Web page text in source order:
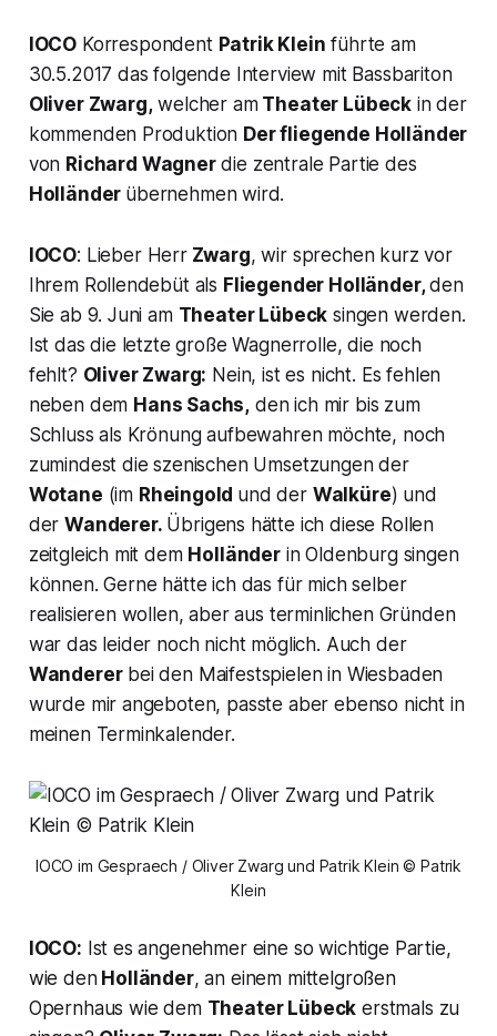
IOCO Korrespondent Patrik Klein führte am
30.5.2017 das folgende Interview mit Bassbariton
Oliver Zwarg,welcher amTheater Lübeck in der
kommenden Produktion Der fliegende Holländer
von Richard Wagnerdie zentrale Partie des
Holländer übernehmen wird.
IOCO: Lieber HerrZwarg, wir sprechen kurz vor
Ihrem Rollendebüt als Fliegender Holländer,den
Sie ab 9. Juni am Theater Lübeck singen werden.
Ist das die letzte große Wagnerrolle, die noch
fehlt? Oliver Zwarg: Nein, ist es nicht. Es fehlen
neben dem Hans Sachs, den ich mir bis zum
Schluss als Krönung aufbewahren möchte, noch
zumindest die szenischen Umsetzungen der
Wotane (im Rheingold und der Walküre) und
derWanderer. Übrigens hätte ich diese Rollen
zeitgleich mit dem Holländerin Oldenburg singen
können. Gerne hätte ich das für mich selber
realisieren wollen, aber aus terminlichen Gründen
war das leider noch nicht möglich. Auch der
Wandererbei den Maifestspielen in Wiesbaden
wurde mir angeboten, passte aber ebenso nicht in
meinen Terminkalender.
IOCO im Gespraech / Oliver Zwarg und Patrik Klein © Patrik
Klein
IOCO: Ist es angenehmer eine so wichtige Partie,
wie denHolländer, an einem mittelgroßen
Opernhaus wie dem Theater Lübeck erstmals zu